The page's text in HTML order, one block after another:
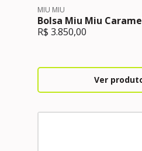
MIU MIU
Bolsa Miu Miu
R$ 3.850,00
Ver